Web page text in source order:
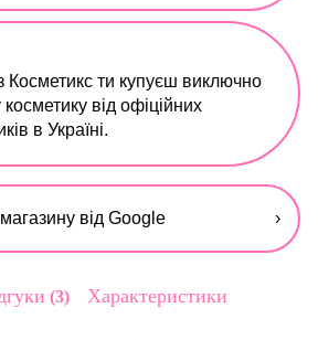
Косметикс ти купуєш виключно
косметику від офіційних
в Україні.
від Google ›
3 Характеристики